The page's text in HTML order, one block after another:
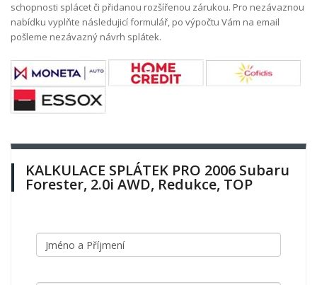
schopnosti splácet či přidanou rozšířenou zárukou. Pro nezávaznou
nabídku vyplňte následujicí formulář, po výpočtu Vám na email
pošleme nezávazný návrh splátek.
KALKULACE SPLÁTEK PRO 2006 Subaru
Forester, 2.0i AWD, Redukce, TOP